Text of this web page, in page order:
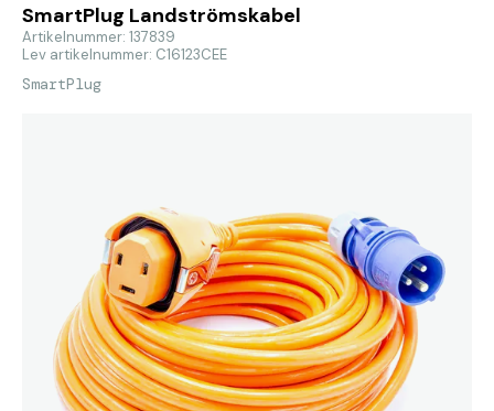
SmartPlug Landströmskabel
Artikelnummer: 137839
Lev artikelnummer: C16123CEE
SmartPlug